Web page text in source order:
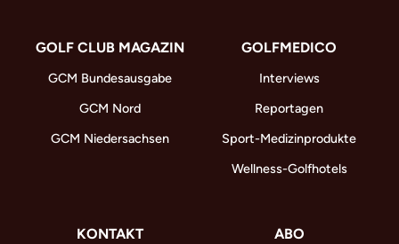
GOLF CLUB MAGAZIN
GCM Bundesausgabe
GCM Nord
GCM Niedersachsen
GOLFMEDICO
Interviews
Reportagen
Sport-Medizinprodukte
Wellness-Golfhotels
KONTAKT ABO